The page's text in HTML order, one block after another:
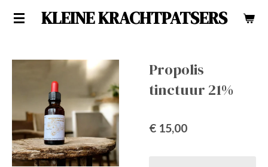
Ga
de
KLEINE KRACHTPATSERS
Propolis
tinctuur 21%
€ 15,00